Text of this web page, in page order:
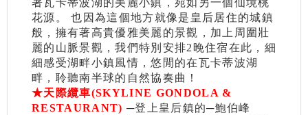
著瓦卡蒂波湖的美麗小鎮，宛如另一個仙境桃
花源。 也因為這個地方就像是皇后居住的城鎮
般，擁有著高貴優雅美麗的景觀，加上周圍壯
麗的山脈景觀，我們特別安排2晚住宿在此，細
細感受湖畔小鎮風情，悠閒的在瓦卡蒂波湖
畔，聆聽南半球的自然協奏曲！
★天際纜車(SKYLINE GONDOLA &
RESTAURANT) ─登上皇后鎮的─鮑伯峰